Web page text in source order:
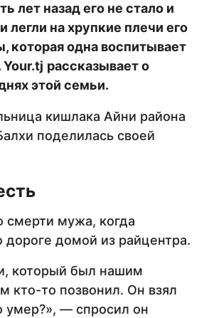
лет назад его не стало и
легли на хрупкие плечи его
которая одна воспитывает
Your.tj рассказывает о
этой семьи.
кишлака Айни района
поделилась своей
смерти мужа, когда
дороге домой из райцентра.
который был нашим
кто-то позвонил. Он взял
умер?», — спросил он